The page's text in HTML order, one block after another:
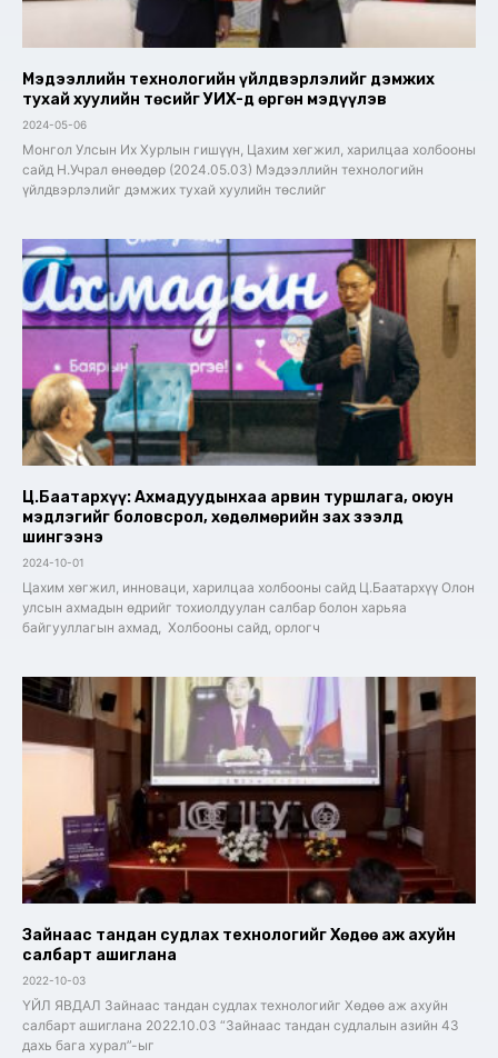
Мэдээллийн технологийн үйлдвэрлэлийг дэмжих
тухай хуулийн төсийг УИХ-д өргөн мэдүүлэв
2024-05-06
Монгол Улсын Их Хурлын гишүүн, Цахим хөгжил, харилцаа холбооны
сайд Н.Учрал өнөөдөр (2024.05.03) Мэдээллийн технологийн
үйлдвэрлэлийг дэмжих тухай хуулийн төслийг
Ц.Баатархүү: Ахмадуудынхаа арвин туршлага, оюун
мэдлэгийг боловсрол, хөдөлмөрийн зах зээлд
шингээнэ
2024-10-01
Цахим хөгжил, инноваци, харилцаа холбооны сайд Ц.Баатархүү Олон
улсын ахмадын өдрийг тохиолдуулан салбар болон харьяа
байгууллагын ахмад, Холбооны сайд, орлогч
Зайнаас тандан судлах технологийг Хөдөө аж ахуйн
салбарт ашиглана
2022-10-03
ҮЙЛ ЯВДАЛ Зайнаас тандан судлах технологийг Хөдөө аж ахуйн
салбарт ашиглана 2022.10.03 “Зайнаас тандан судлалын азийн 43
дахь бага хурал”-ыг